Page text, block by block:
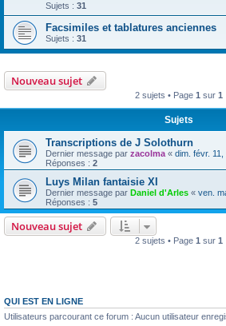
Sujets : 31
Facsimiles et tablatures anciennes
Sujets : 31
Nouveau sujet
2 sujets • Page 1 sur 1
Sujets
Transcriptions de J Solothurn
Dernier message par zacolma « dim. févr.
Réponses : 2
Luys Milan fantaisie XI
Dernier message par Daniel d'Arles « ven.
Réponses : 5
Nouveau sujet
2 sujets • Page 1 sur 1
QUI EST EN LIGNE
Utilisateurs parcourant ce forum : Aucun utilisateur